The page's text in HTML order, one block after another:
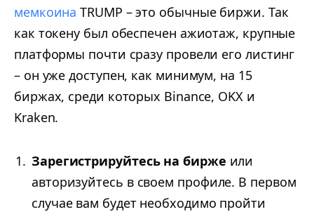
мемкоина TRUMP – это обычные биржи. Так
как токену был обеспечен ажиотаж, крупные
платформы почти сразу провели его листинг
– он уже доступен, как минимум, на 15
биржах, среди которых Binance, OKX и
Kraken.
Зарегистрируйтесь на бирже или
авторизуйтесь в своем профиле. В первом
случае вам будет необходимо пройти